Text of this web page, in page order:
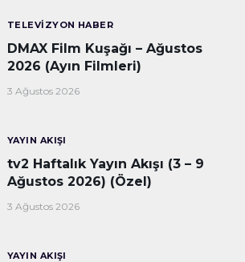
TELEVIZYON HABER
DMAX Film Kuşağı – Ağustos
2026 (Ayın Filmleri)
3 Ağustos 2026
YAYIN AKIŞI
tv2 Haftalık Yayın Akışı (3 – 9
Ağustos 2026) (Özel)
3 Ağustos 2026
YAYIN AKIŞI